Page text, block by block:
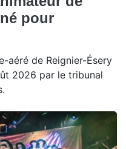
pour
aéré de Reignier-Ésery
2026 par le tribunal